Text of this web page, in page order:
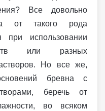
Все довольно
от такого рода
при использовании
или разных
Но все же,
бревна с
беречь от
во всяком